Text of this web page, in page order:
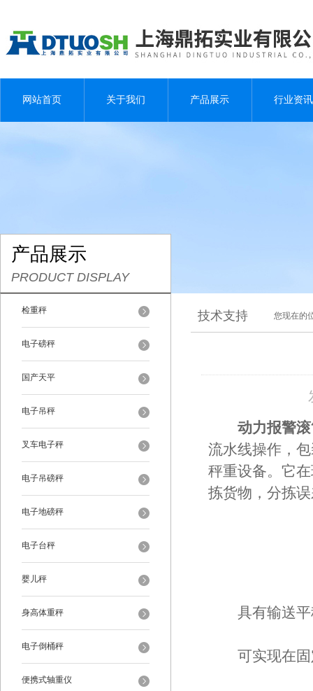
网站首页 关于我们 产品展示 行业资讯
产品展示
PRODUCT DISPLAY
检重秤
电子磅秤
国产天平
电子吊秤
叉车电子秤
电子吊磅秤
电子地磅秤
电子台秤
婴儿秤
身高体重秤
电子倒桶秤
便携式轴重仪
技术支持 您现在的
动力报警
流水线操作，
秤重设备。它
拣货物，分拣
具有输送平
可实现在固